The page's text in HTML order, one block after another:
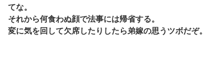
てな。
それから何食わぬ顔で法事には帰省する。
変に気を回して欠席したりしたら弟嫁の思うツボだぞ。